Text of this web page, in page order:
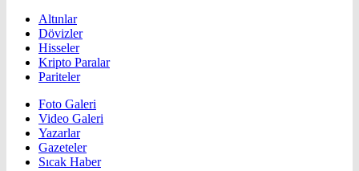
Altınlar
Dövizler
Hisseler
Kripto Paralar
Pariteler
Foto Galeri
Video Galeri
Yazarlar
Gazeteler
Sıcak Haber